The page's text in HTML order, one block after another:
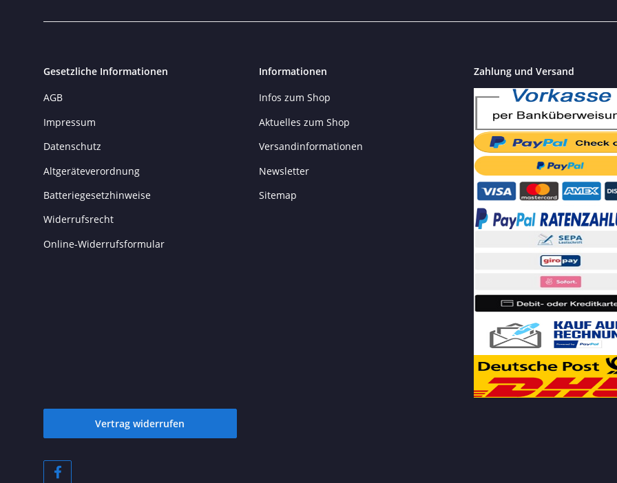
Gesetzliche Informationen
AGB
Impressum
Datenschutz
Altgeräteverordnung
Batteriegesetzhinweise
Widerrufsrecht
Online-Widerrufsformular
Informationen
Infos zum Shop
Aktuelles zum Shop
Versandinformationen
Newsletter
Sitemap
Zahlung und Versand
Vertrag widerrufen